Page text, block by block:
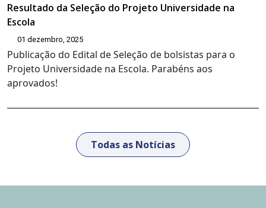
Resultado da Seleção do Projeto Universidade na
Escola
01 dezembro, 2025
Publicação do Edital de Seleção de bolsistas para o
Projeto Universidade na Escola. Parabéns aos
aprovados!
Todas as Notícias